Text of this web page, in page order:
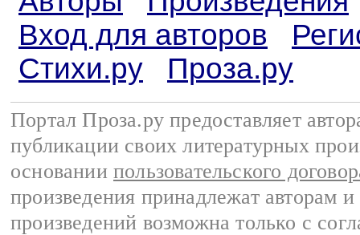
Вход для авторов
Стихи.ру
Проза.ру
Портал Проза.ру предоставляет
публикации своих литературных
основании пользовательского
произведения принадлежат авторам
произведений возможна только с